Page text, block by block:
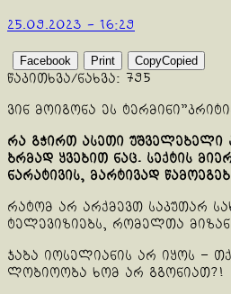
25.09.2023 - 16:29
Facebook Print CopyCopied
წაკითხვა/ნახვა: 795
ვინ მოიგონა ეს
რა გჭირთ ასეთი უშველებელი
ბრმად ყვებით ნაც. სექტის
ნარატივის, მარტივად
რატომ არ არქმევთ საკუთარ
ტელევიზიებს, რომელთა
ჯაბა იოსელიანის არ იყოს –
ლობიოობა ხომ არ გგონიათ?!